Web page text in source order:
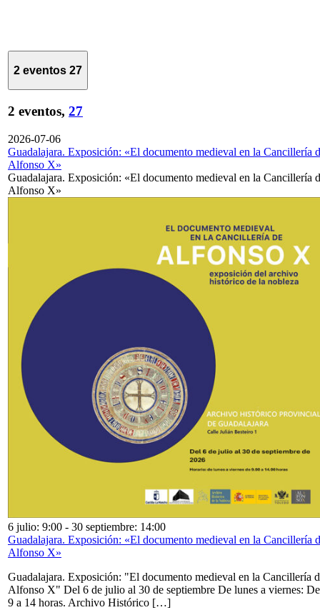
2 eventos 27
2 eventos, 27
2026-07-06
Guadalajara. Exposición: «El documento medieval en la Cancillería
Alfonso X»
Guadalajara. Exposición: «El documento medieval en la Cancillería
Alfonso X»
6 julio: 9:00 - 30 septiembre: 14:00
Guadalajara. Exposición: «El documento medieval en la Cancillería
Alfonso X»
Guadalajara. Exposición: "El documento medieval en la Cancillería
Alfonso X" Del 6 de julio al 30 de septiembre De lunes a viernes: De
9 a 14 horas. Archivo Histórico […]